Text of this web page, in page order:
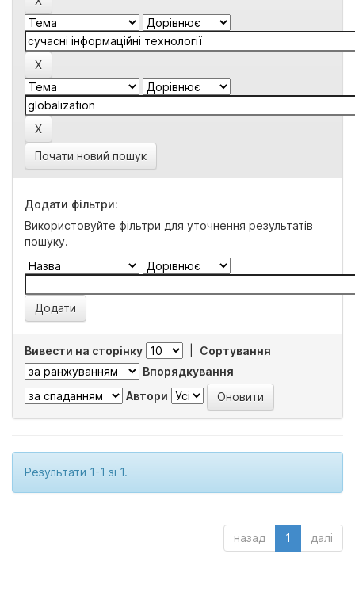
Почати новий пошук
Додати фільтри:
Використовуйте фільтри для уточнення результатів
пошуку.
Вивести на сторінку
Сортування
Впорядкування
Автори
Результати 1-1 зі 1.
назад 1 далі